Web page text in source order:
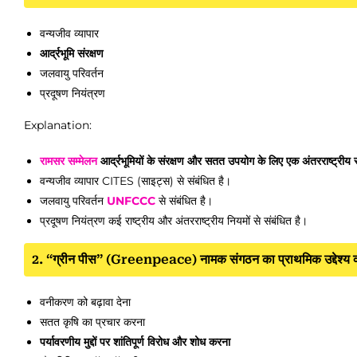
वन्यजीव व्यापार
आर्द्रभूमि संरक्षण
जलवायु परिवर्तन
प्रदूषण नियंत्रण
Explanation:
रामसर सम्मेलनआर्द्रभूमियों के संरक्षण और सतत उपयोग के लिए एक अंतरराष्ट्रीय
वन्यजीव व्यापार CITES (साइट्स) से संबंधित है।
जलवायु परिवर्तन UNFCCC से संबंधित है।
प्रदूषण नियंत्रण कई राष्ट्रीय और अंतरराष्ट्रीय नियमों से संबंधित है।
2. “ग्रीन पीस” (Greenpeace) नामक संगठन का प्राथमिक उद्देश्य
वनीकरण को बढ़ावा देना
सतत कृषि का प्रचार करना
पर्यावरणीय मुद्दों पर शांतिपूर्ण विरोध और शोध करना